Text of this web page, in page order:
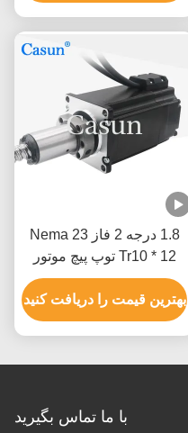
1.8 درجه 2 فاز Nema 23
Tr10 * 12 توپ پیچ موتور
گام 76mm بدن با رمزگذاری
بهترین قیمت را دریافت کنید
با ما تماس بگیرید